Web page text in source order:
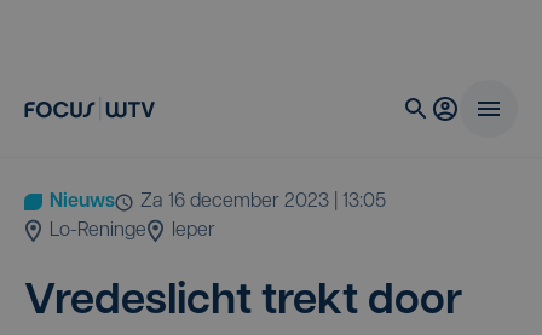
Nieuws
za 16 december 2023 | 13:05
Lo-Reninge
Ieper
Vre­des­licht trekt door